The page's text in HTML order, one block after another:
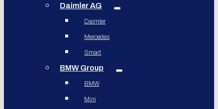
Daimler AG
Daimler
Mercedes
Smart
BMW Group
BMW
Mini